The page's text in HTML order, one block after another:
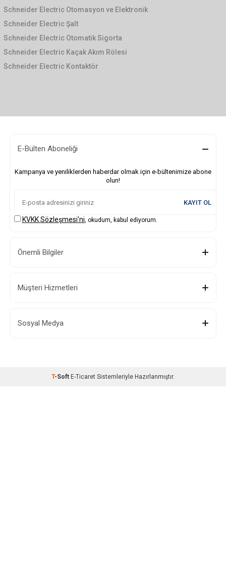
Schneider Electric Otomasyon ve Elektronik
Schneider Electric Şalt
Schneider Electric Otomatik Sigorta
Schneider Electric Kaçak Akım Rölesi
Schneider Electric Kontaktör
E-Bülten Aboneliği
Kampanya ve yeniliklerden haberdar olmak için e-bültenimize abone
olun!
KAYIT OL
KVKK Sözleşmesi'ni, okudum, kabul ediyorum.
Önemli Bilgiler
Müşteri Hizmetleri
Sosyal Medya
T-Soft E-Ticaret Sistemleriyle Hazırlanmıştır.